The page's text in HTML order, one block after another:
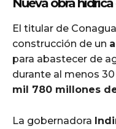
Nueva obra
El titular de
construcción de un
para abastecer de
durante al menos
mil 780 millones
La gobernadora